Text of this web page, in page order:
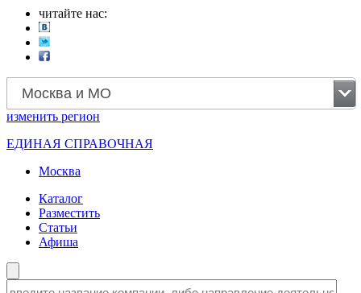
читайте нас:
Москва и МО
изменить регион
ЕДИНАЯ СПРАВОЧНАЯ
Москва
Каталог
Разместить
Статьи
Афиша